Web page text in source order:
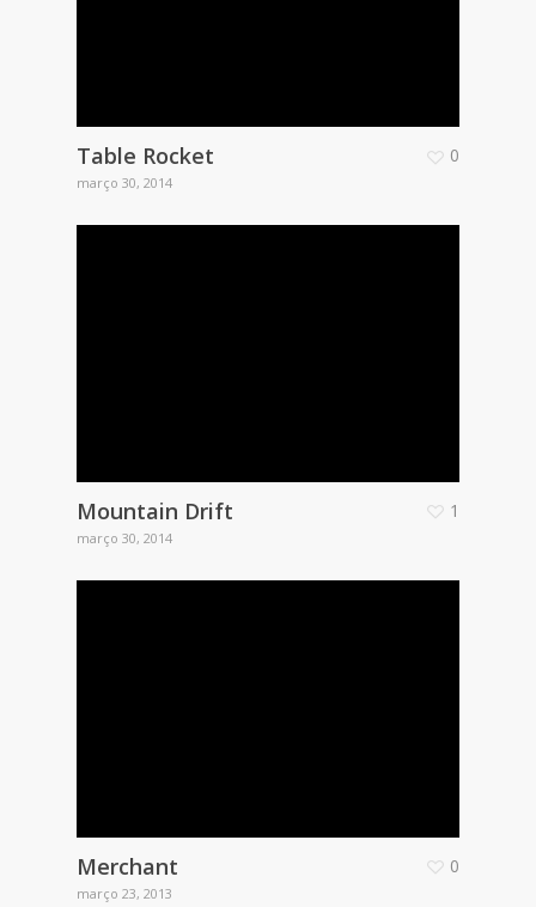
Table Rocket
março 30, 2014
0
Mountain Drift
março 30, 2014
1
Merchant
março 23, 2013
0